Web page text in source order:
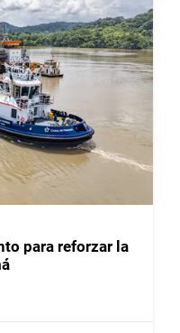
para reforzar la